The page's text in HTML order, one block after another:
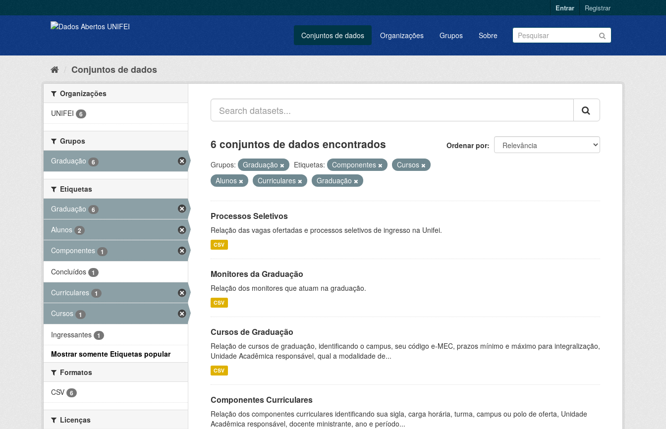
Entrar Registrar
Conjuntos de dados Organizações Grupos Sobre
Conjuntos de dados
Organizações
UNIFEI
6
Grupos
Graduação
6
Etiquetas
Graduação
6
Alunos 2
Componentes 1
Concluídos 1
Curriculares 1
Cursos 1
Ingressantes 1
Mostrar somente Etiquetas popular
Formatos
CSV
6
Licenças
Ordenar por
6 conjuntos de dados encontrados
Grupos: Graduação Etiquetas: Componentes
Cursos
Alunos
Curriculares Graduação
Processos Seletivos
Relação das vagas ofertadas e processos seletivos de ingresso na Unifei.
CSV
Monitores da Graduação
Relação dos monitores que atuam na graduação.
CSV
Cursos de Graduação
Relação de cursos de graduação, identificando o campus, seu código e-MEC, prazos mínimo e máximo para integralização,
Unidade Acadêmica responsável, qual a modalidade de...
CSV
Componentes Curriculares
Relação dos componentes curriculares identificando sua sigla, carga horária, turma, campus ou polo de oferta, Unidade
Acadêmica responsável, docente ministrante, ano e período...